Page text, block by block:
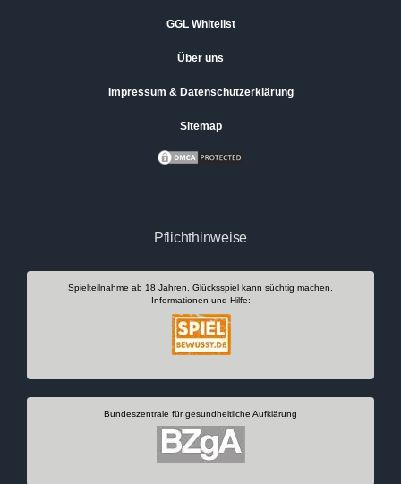
GGL Whitelist
Über uns
Impressum & Datenschutzerklärung
Sitemap
Pflichthinweise
Spielteilnahme ab 18 Jahren. Glücksspiel kann süchtig machen.
Informationen und Hilfe:
Bundeszentrale für gesundheitliche Aufklärung